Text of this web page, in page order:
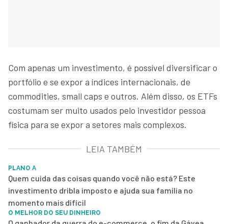
Com apenas um investimento, é possível diversificar o
portfólio e se expor a índices internacionais, de
commodities, small caps e outros. Além disso, os ETFs
costumam ser muito usados pelo investidor pessoa
física para se expor a setores mais complexos.
LEIA TAMBÉM
PLANO A
Quem cuida das coisas quando você não está? Este
investimento dribla imposto e ajuda sua família no
momento mais difícil
O MELHOR DO SEU DINHEIRO